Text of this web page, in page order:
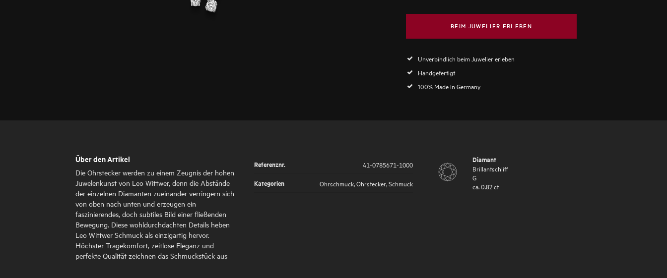
BEIM JUWELIER ERLEBEN
Unverbindlich beim Juwelier erleben
Handgefertigt
100% Made in Germany
Über den Artikel
Die Ohrstecker werden zu einem Zeugnis der hohen
Juwelenkunst von Leo Wittwer, denn die Abstände
der einzelnen Diamanten zueinander verringern sich
von oben nach unten und erzeugen ein
faszinierendes, doch subtiles Bild einer fließenden
Bewegung. Diese wohldurchdachten Details heben
Leo Wittwer Schmuck als einzigartig hervor.
Höchster Tragekomfort, zeitlose Eleganz und
perfekte Qualität zeichnen das Schmuckstück aus
Referenznr.
41-0785671-1000
Kategorien
Ohrschmuck Ohrstecker Schmuck
Diamant
Brillantschliff
G
ca. 0.82ct